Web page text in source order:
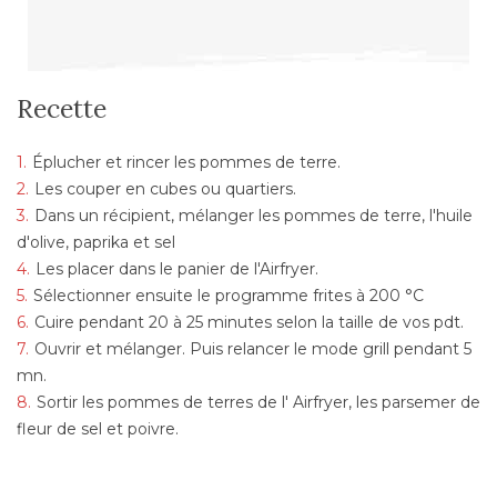
Recette
Éplucher et rincer les pommes de terre.
Les couper en cubes ou quartiers.
Dans un récipient, mélanger les pommes de terre, l'huile
d'olive, paprika et sel
Les placer dans le panier de l'Airfryer.
Sélectionner ensuite le programme frites à 200 °C
Cuire pendant 20 à 25 minutes selon la taille de vos pdt.
Ouvrir et mélanger. Puis relancer le mode grill pendant 5
mn.
Sortir les pommes de terres de l' Airfryer, les parsemer de
fleur de sel et poivre.